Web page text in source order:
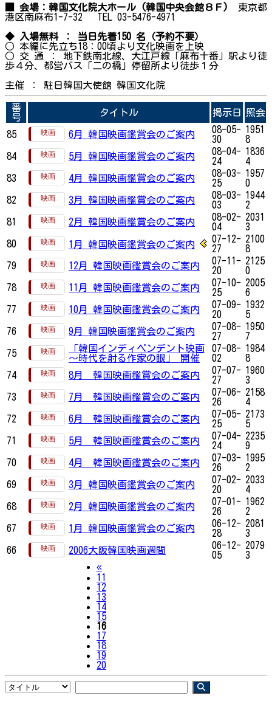
■ 会場：韓国文化院大ホール (韓国中央会館８Ｆ)
東京都
港区南麻布1-7-32 TEL 03-5476-4971
◆ 入場無料 ： 当日先着150 名（予約不要）
○ 本編に先立ち18：00頃より文化映画を上映
○ 交 通 ： 地下鉄南北線、大江戸線「麻布十番」駅より徒
歩４分、都営バス「二の橋」停留所より徒歩１分
主催 ： 駐日韓国大使館 韓国文化院
番
号
タイトル 掲示日 照会
85 6月 韓国映画鑑賞会のご案内
08-05-
30
1951
8
84
5月 韓国映画鑑賞会のご案内
08-04-
24
1836
4
83
4月 韓国映画鑑賞会のご案内
08-03-
25
1957
0
82
3月 韓国映画鑑賞会のご案内
08-03-
03
1944
2
81
2月 韓国映画鑑賞会のご案内
08-02-
04
2031
3
80
1月 韓国映画鑑賞会のご案内
07-12-
27
2100
8
79
12月 韓国映画鑑賞会のご案内
07-11-
20
2125
0
78
11月 韓国映画鑑賞会のご案内
07-10-
25
2005
6
77
10月 韓国映画鑑賞会のご案内
07-09-
20
1932
5
76
9月 韓国映画鑑賞会のご案内
07-08-
27
1950
7
75
「韓国インディペンデント映画
～時代を射る作家の眼」 開催
07-08-
02
1984
8
74
8月 韓国映画鑑賞会のご案内
07-07-
27
1960
3
73
7月 韓国映画鑑賞会のご案内
07-06-
26
2158
4
72
6月 韓国映画鑑賞会のご案内
07-05-
25
2173
5
71
5月 韓国映画鑑賞会のご案内
07-04-
24
2235
9
70
4月 韓国映画鑑賞会のご案内
07-03-
26
1995
2
69
3月 韓国映画鑑賞会のご案内
07-02-
20
2033
4
68
2月 韓国映画鑑賞会のご案内
07-01-
26
1962
2
67
1月 韓国映画鑑賞会のご案内
06-12-
28
2081
3
66
2006大阪韓国映画週間
06-12-
05
2079
3
«Previous
11
12
13
14
15
16
17
18
19
20